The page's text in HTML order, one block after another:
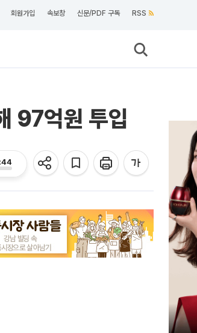
회원가입 속보창 신문/PDF 구독 RSS
97억원 투입